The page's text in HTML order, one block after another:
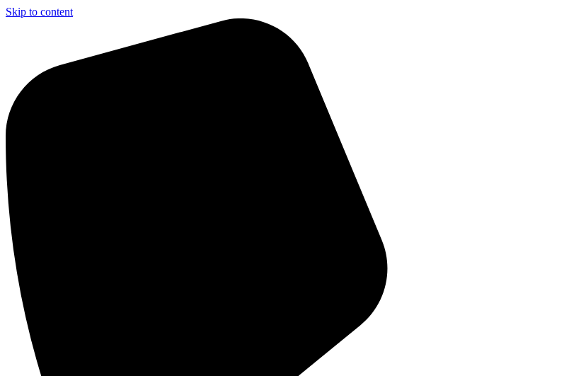
Skip to content